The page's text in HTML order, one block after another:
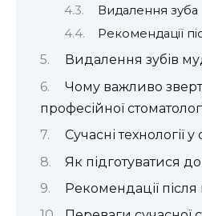
Видалення зуба
Рекомендації
Видалення зубів
Чому важливо
професійної
Сучасні технології у
Як підготуватися
Рекомендації